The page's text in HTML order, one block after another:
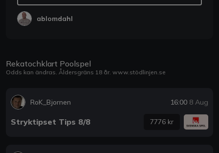
ablomdahl
Rekatochklart Poolspel
Odds kan ändras. Åldersgräns 18 år. www.stödlinjen.se
RoK_Bjornen 16:00 8 Aug
Stryktipset Tips 8/8 7776 kr